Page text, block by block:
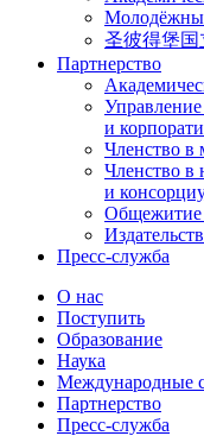
圣彼得堡国
Партнерство
и
Членство в
Членство в
и
Общежитие
Пресс-служба
О нас
Поступить
Образование
Наука
Международные
Партнерство
Пресс-служба